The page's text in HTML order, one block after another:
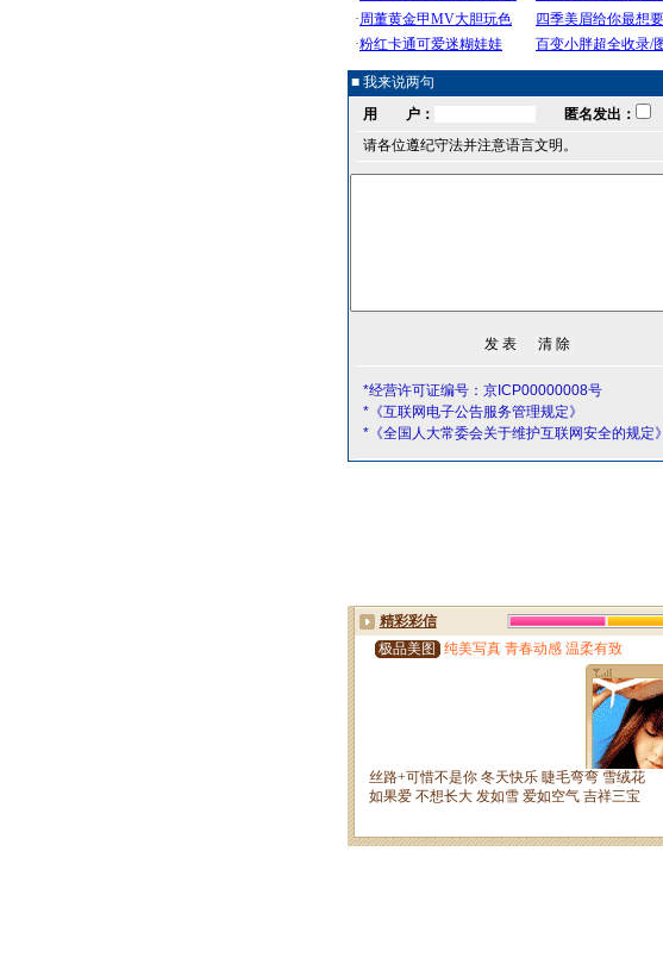
■ 我来说两句
用 户：
匿名发出：
请各位遵纪守法并注意语言文明。
*经营许可证编号：京ICP00000008号
*《互联网电子公告服务管理规定》
*《全国人大常委会关于维护互联网安全的规定》